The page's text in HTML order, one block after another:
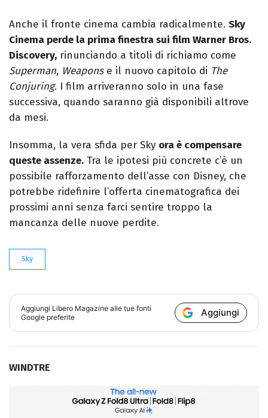
Anche il fronte cinema cambia radicalmente. Sky
Cinema perde la prima finestra sui film Warner Bros.
Discovery, rinunciando a titoli di richiamo come
Superman, Weaponse il nuovo capitolo di The
Conjuring. I film arriveranno solo in una fase
successiva, quando saranno già disponibili altrove
da mesi.
Insomma, la vera sfida per Sky ora è compensare
queste assenze. Tra le ipotesi più concrete c’è un
possibile rafforzamento dell’asse con Disney, che
potrebbe ridefinire l’offerta cinematografica dei
prossimi anni senza farci sentire troppo la
mancanza delle nuove perdite.
Sky
Aggiungi Libero Magazine alle tue fonti
Google preferite
Aggiungi
WINDTRE